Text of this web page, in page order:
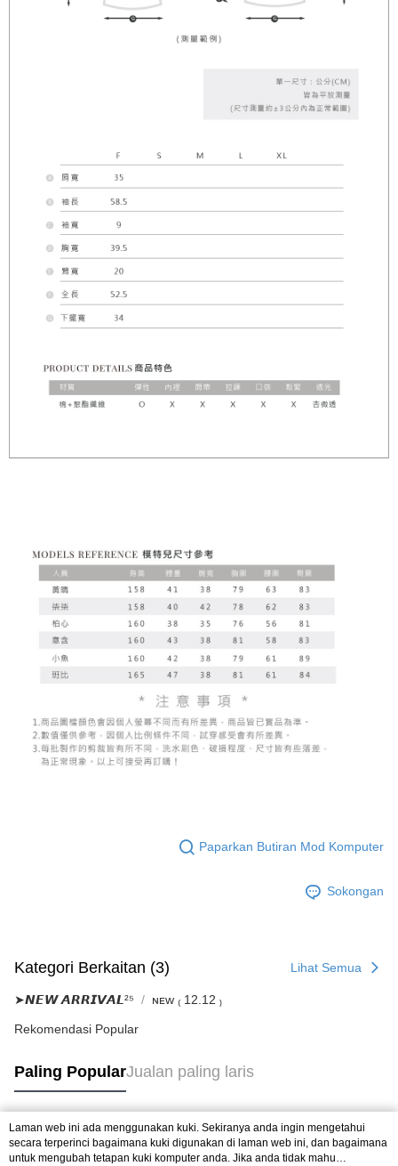
Paparkan Butiran Mod Komputer
Sokongan
Kategori Berkaitan (3) Lihat Semua
➤𝙉𝙀𝙒 𝘼𝙍𝙍𝙄𝙑𝘼𝙇²⁵ ɴᴇᴡ ₍ 12.12 ₎
Rekomendasi Popular
Paling PopularJualan paling laris
Tag Popular
Laman web ini ada menggunakan kuki. Sekiranya anda ingin mengetahui
secara terperinci bagaimana kuki digunakan di laman web ini, dan bagaimana
untuk mengubah tetapan kuki komputer anda. Jika anda tidak mahu